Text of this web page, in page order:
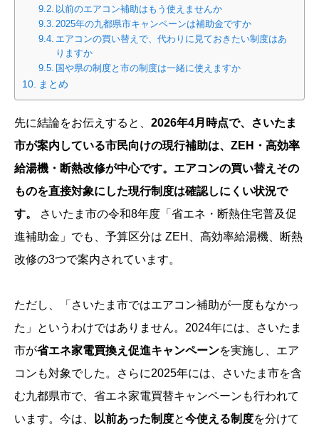
以前のエアコン補助はもう使えませんか
2025年の九都県市キャンペーンは補助金ですか
エアコンの買い替えで、代わりに見ておきたい制度はあ
りますか
国や県の制度と市の制度は一緒に使えますか
まとめ
先に結論をお伝えすると、 2026年4月時点で、さいたま
市が案内している市民向けの現行補助は、ZEH・高効率
給湯機・断熱改修が中心です。エアコンの買い替えその
ものを直接対象にした現行制度は確認しにくい状況で
す。
さいたま市の令和8年度「省エネ・断熱住宅普及促
進補助金」でも、予算区分は ZEH、高効率給湯機、断熱
改修の3つで案内されています。
ただし、「さいたま市ではエアコン補助が一度もなかっ
た」というわけではありません。2024年には、さいたま
市が省エネ家電買換え促進キャンペーンを実施し、エア
コンも対象でした。さらに2025年には、さいたま市を含
む九都県市で、省エネ家電買替キャンペーンも行われて
います。今は、
以前あった制度と今使える制度を分けて